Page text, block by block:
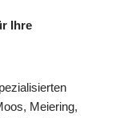
Ihre
Meiering,